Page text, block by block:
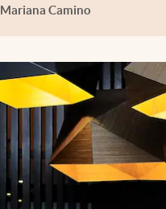
Mariana Camino